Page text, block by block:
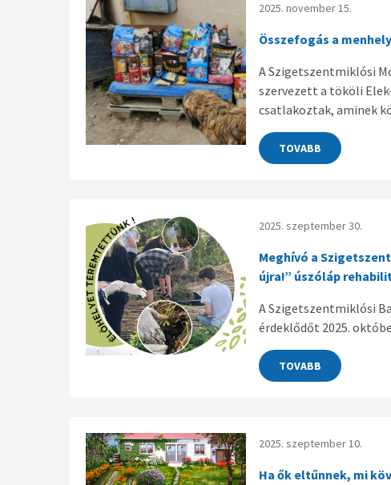
2025. november 15.
Összefogás a
A Szigetszentmiklósi
szervezett a tököli
csatlakoztak, aminek
TOVABB
2025. szeptember 30.
Meghívó a
újra!” úszóláp
A Szigetszentmiklósi
érdeklődőt 2025.
TOVABB
2025. szeptember 10.
Ha ők eltűnnek, mi